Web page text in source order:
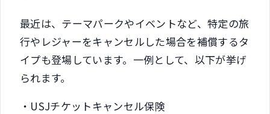
最近は、テーマパークやイベントなど、特定の旅
行やレジャーをキャンセルした場合を補償するタ
イプも登場しています。一例として、以下が挙げ
られます。
・USJチケットキャンセル保険